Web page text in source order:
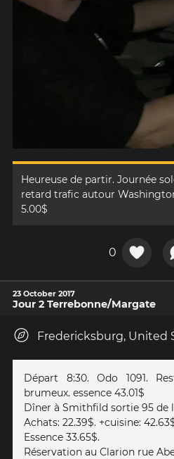
Heureuse de partir. Journée
retard trafic autour
5.00$
0
23 October 2017
Jour 2 Terrebonne/Margate
Fredericksburg, United
Départ 8:30. Odo 1091.
brumeux. essence 43.01$
Dîner à Smithfild sortie 95 de
Achats: 22.39$. +cuisine:
Essence 33.65$.
Réservation au Clarion rue